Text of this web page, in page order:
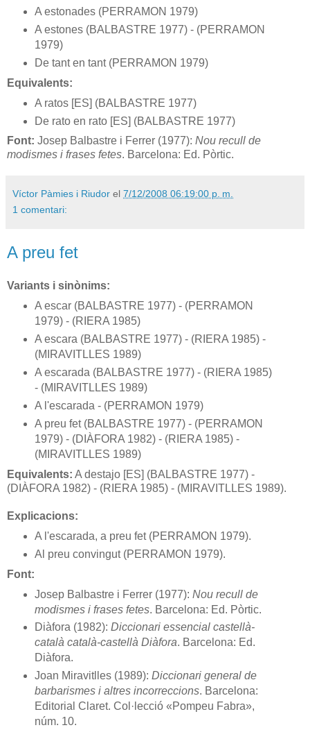
A estonades (PERRAMON 1979)
A estones (BALBASTRE 1977) - (PERRAMON
1979)
De tant en tant (PERRAMON 1979)
Equivalents:
A ratos [ES] (BALBASTRE 1977)
De rato en rato [ES] (BALBASTRE 1977)
Font: Josep Balbastre i Ferrer (1977): Nou recull de
modismes i frases fetes. Barcelona: Ed. Pòrtic.
Víctor Pàmies i Riudor el 7/12/2008 06:19:00 p. m.
1 comentari:
A preu fet
Variants i sinònims:
A escar (BALBASTRE 1977) - (PERRAMON
1979) - (RIERA 1985)
A escara (BALBASTRE 1977) - (RIERA 1985) -
(MIRAVITLLES 1989)
A escarada (BALBASTRE 1977) - (RIERA 1985)
- (MIRAVITLLES 1989)
A l'escarada - (PERRAMON 1979)
A preu fet (BALBASTRE 1977) - (PERRAMON
1979) - (DIÀFORA 1982) - (RIERA 1985) -
(MIRAVITLLES 1989)
Equivalents: A destajo [ES] (BALBASTRE 1977) -
(DIÀFORA 1982) - (RIERA 1985) - (MIRAVITLLES 1989).
Explicacions:
A l'escarada, a preu fet (PERRAMON 1979).
Al preu convingut (PERRAMON 1979).
Font:
Josep Balbastre i Ferrer (1977): Nou recull de
modismes i frases fetes. Barcelona: Ed. Pòrtic.
Diàfora (1982): Diccionari essencial castellà-
català català-castellà Diàfora. Barcelona: Ed.
Diàfora.
Joan Miravitlles (1989): Diccionari general de
barbarismes i altres incorreccions. Barcelona:
Editorial Claret. Col·lecció «Pompeu Fabra»,
núm. 10.